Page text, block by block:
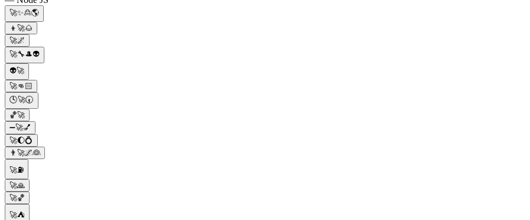
🚀✨🙎🌎
👦🚀🌰
🚀🌌
🚀🔧🎩👽
👽🚀
🚀👊🏻
🕓🚀🕢
🏀🚀
➖🚀💅
🚀🌔💍
👨🚀🌌👰
🚀⛽️
🚀🙏
🚀🏀
🚀⛺